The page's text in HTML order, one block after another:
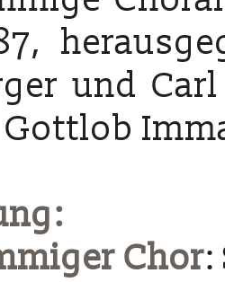
und
Gottlob
Chor: